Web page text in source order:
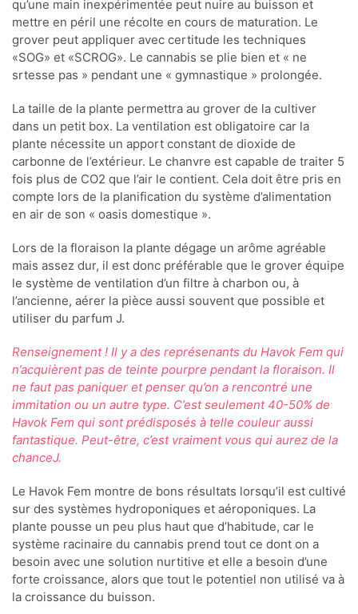
qu’une main inexpérimentée peut nuire au buisson et
mettre en péril une récolte en cours de maturation. Le
grover peut appliquer avec certitude les techniques
«SOG» et «SCROG». Le cannabis se plie bien et « ne
srtesse pas » pendant une « gymnastique » prolongée.
La taille de la plante permettra au grover de la cultiver
dans un petit box. La ventilation est obligatoire car la
plante nécessite un apport constant de dioxide de
carbonne de l’extérieur. Le chanvre est capable de traiter 5
fois plus de CO2 que l’air le contient. Cela doit être pris en
compte lors de la planification du système d’alimentation
en air de son « oasis domestique ».
Lors de la floraison la plante dégage un arôme agréable
mais assez dur, il est donc préférable que le grover équipe
le système de ventilation d’un filtre à charbon ou, à
l’ancienne, aérer la pièce aussi souvent que possible et
utiliser du parfum J.
Renseignement ! Il y a des représenants du Havok Fem qui
n’acquièrent pas de teinte pourpre pendant la floraison. Il
ne faut pas paniquer et penser qu’on a rencontré une
immitation ou un autre type. C’est seulement 40-50% de
Havok Fem qui sont prédisposés à telle couleur aussi
fantastique. Peut-être, c’est vraiment vous qui aurez de la
chanceJ.
Le Havok Fem montre de bons résultats lorsqu’il est cultivé
sur des systèmes hydroponiques et aéroponiques. La
plante pousse un peu plus haut que d’habitude, car le
système racinaire du cannabis prend tout ce dont on a
besoin avec une solution nurtitive et elle a besoin d’une
forte croissance, alors que tout le potentiel non utilisé va à
la croissance du buisson.